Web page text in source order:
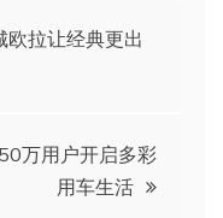
拉让经典更出
万用户开启多彩
用车生活